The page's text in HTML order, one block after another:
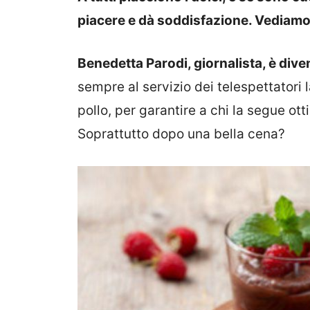
piacere e dà soddisfazione.
Benedetta Parodi, giornalista, è
sempre al servizio dei telespettatori
pollo, per garantire a chi la segue
Soprattutto dopo una bella cena?